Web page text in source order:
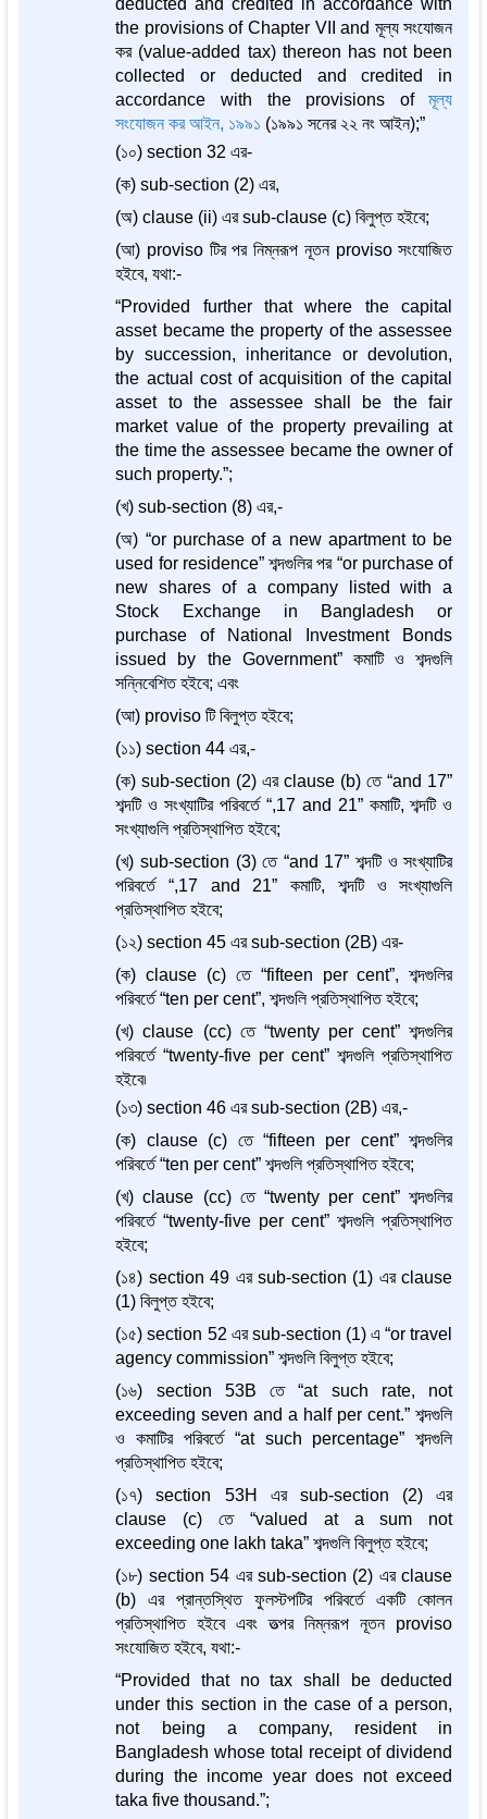
deducted and credited in accordance with
the provisions of Chapter VII and মূল্য সংযোজন
কর (value-added tax) thereon has not been
collected or deducted and credited in
accordance with the provisions ofমূল্য
সংযোজন কর আইন, ১৯৯১ (১৯৯১ সনের ২২ নং আইন);”
(১০) section 32 এর-
(ক) sub-section (2) এর,
(অ) clause (ii) এর sub-clause (c) বিলুপ্ত হইবে;
(আ) proviso টির পর নিম্নরূপ নূতন proviso সংযোজিত
হইবে, যথা:-
“Provided further that where the capital
asset became the property of the assessee
by succession, inheritance or devolution,
the actual cost of acquisition of the capital
asset to the assessee shall be the fair
market value of the property prevailing at
the time the assessee became the owner of
such property.”;
(খ) sub-section (8) এর,-
(অ) “or purchase of a new apartment to be
used for residence” শব্দগুলির পর “or purchase of
new shares of a company listed with a
Stock Exchange in Bangladesh or
purchase of National Investment Bonds
issued by the Government” কমাটি ও শব্দগুলি
সন্নিবেশিত হইবে; এবং
(আ) proviso টি বিলুপ্ত হইবে;
(১১) section 44 এর,-
(ক) sub-section (2) এর clause (b) তে “and 17”
শব্দটি ও সংখ্যাটির পরিবর্তে “,17 and 21” কমাটি, শব্দটি ও
সংখ্যাগুলি প্রতিস্থাপিত হইবে;
(খ) sub-section (3) তে “and 17” শব্দটি ও সংখ্যাটির
পরিবর্তে “,17 and 21” কমাটি, শব্দটি ও সংখ্যাগুলি
প্রতিস্থাপিত হইবে;
(১২) section 45 এর sub-section (2B) এর-
(ক) clause (c) তে “fifteen per cent”, শব্দগুলির
পরিবর্তে “ten per cent”, শব্দগুলি প্রতিস্থাপিত হইবে;
(খ) clause (cc) তে “twenty per cent” শব্দগুলির
পরিবর্তে “twenty-five per cent” শব্দগুলি প্রতিস্থাপিত
হইবে৷
(১৩) section 46 এর sub-section (2B) এর,-
(ক) clause (c) তে “fifteen per cent” শব্দগুলির
পরিবর্তে “ten per cent” শব্দগুলি প্রতিস্থাপিত হইবে;
(খ) clause (cc) তে “twenty per cent” শব্দগুলির
পরিবর্তে “twenty-five per cent” শব্দগুলি প্রতিস্থাপিত
হইবে;
(১৪) section 49 এর sub-section (1) এর clause
(1) বিলুপ্ত হইবে;
(১৫) section 52 এর sub-section (1) এ “or travel
agency commission” শব্দগুলি বিলুপ্ত হইবে;
(১৬) section 53B তে “at such rate, not
exceeding seven and a half per cent.” শব্দগুলি
ও কমাটির পরিবর্তে “at such percentage” শব্দগুলি
প্রতিস্থাপিত হইবে;
(১৭) section 53H এর sub-section (2) এর
clause (c) তে “valued at a sum not
exceeding one lakh taka” শব্দগুলি বিলুপ্ত হইবে;
(১৮) section 54 এর sub-section (2) এর clause
(b) এর প্রান্তস্থিত ফুলস্টপটির পরিবর্তে একটি কোলন
প্রতিস্থাপিত হইবে এবং তত্পর নিম্নরূপ নূতন proviso
সংযোজিত হইবে, যথা:-
“Provided that no tax shall be deducted
under this section in the case of a person,
not being a company, resident in
Bangladesh whose total receipt of dividend
during the income year does not exceed
taka five thousand.”;